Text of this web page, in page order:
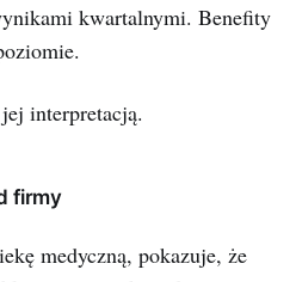
kwartalnymi. Benefity
interpretacją.
firmy
medyczną, pokazuje, że